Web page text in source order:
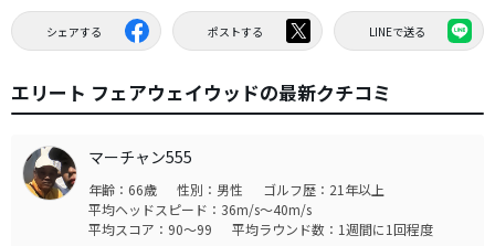
シェアする ポストする LINEで送る
エリート フェアウェイウッドの最新クチコミ
マーチャン555
年齢：66歳 性別：男性
ゴルフ歴：21年以上
平均ヘッドスピード：36m/s～40m/s
平均スコア：90～99
平均ラウンド数：1週間に1回程度